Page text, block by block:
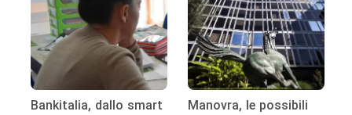
Bankitalia, dallo smart
Manovra, le possibili